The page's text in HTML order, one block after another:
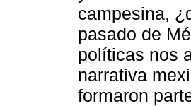
campesina,
pasado de
políticas nos
narrativa
formaron